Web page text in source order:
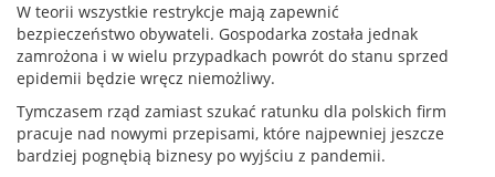
W teorii wszystkie restrykcje mają zapewnić
bezpieczeństwo obywateli. Gospodarka została jednak
zamrożona i w wielu przypadkach powrót do stanu sprzed
epidemii będzie wręcz niemożliwy.
Tymczasem rząd zamiast szukać ratunku dla polskich firm
pracuje nad nowymi przepisami, które najpewniej jeszcze
bardziej pognębią biznesy po wyjściu z pandemii.